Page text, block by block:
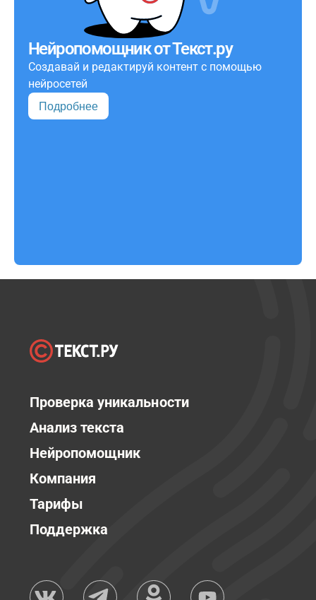
Нейропомощник от Текст.ру
Создавай и редактируй контент с помощью
нейросетей
Подробнее
Проверка уникальности
Анализ текста
Нейропомощник
Компания
Тарифы
Поддержка